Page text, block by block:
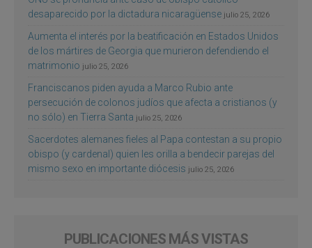
desaparecido por la dictadura nicaragüense julio 25, 2026
Aumenta el interés por la beatificación en Estados Unidos
de los mártires de Georgia que murieron defendiendo el
matrimonio julio 25, 2026
Franciscanos piden ayuda a Marco Rubio ante
persecución de colonos judíos que afecta a cristianos (y
no sólo) en Tierra Santa julio 25, 2026
Sacerdotes alemanes fieles al Papa contestan a su propio
obispo (y cardenal) quien les orilla a bendecir parejas del
mismo sexo en importante diócesis julio 25, 2026
PUBLICACIONES MÁS VISTAS